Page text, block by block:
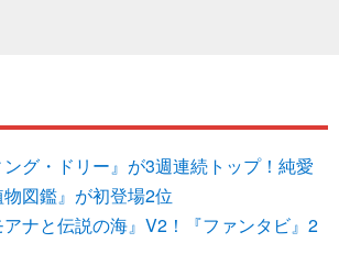
ング・ドリー』が3週連続トップ！純愛
図鑑』が初登場2位
ナと伝説の海』V2！『ファンタビ』2